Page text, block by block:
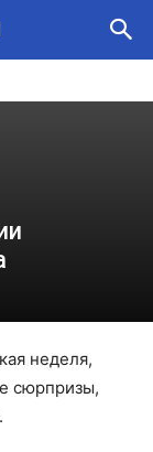
неделя,
сюрпризы,